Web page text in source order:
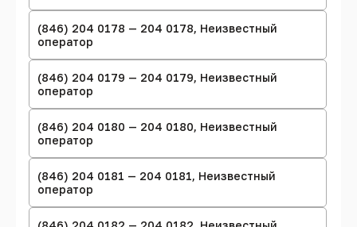
(846) 204 0178 — 204 0178, Неизвестный
оператор
(846) 204 0179 — 204 0179, Неизвестный
оператор
(846) 204 0180 — 204 0180, Неизвестный
оператор
(846) 204 0181 — 204 0181, Неизвестный
оператор